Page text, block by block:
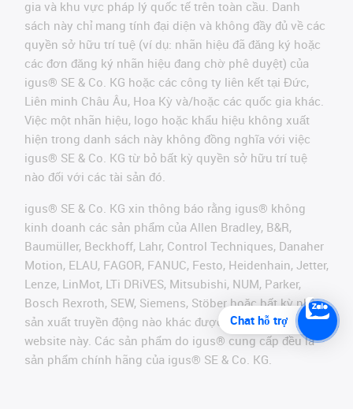
gia và khu vực pháp lý quốc tế trên toàn cầu. Danh
sách này chỉ mang tính đại diện và không đầy đủ về các
quyền sở hữu trí tuệ (ví dụ: nhãn hiệu đã đăng ký hoặc
các đơn đăng ký nhãn hiệu đang chờ phê duyệt) của
igus® SE & Co. KG hoặc các công ty liên kết tại Đức,
Liên minh Châu Âu, Hoa Kỳ và/hoặc các quốc gia khác.
Việc một nhãn hiệu, logo hoặc khẩu hiệu không xuất
hiện trong danh sách này không đồng nghĩa với việc
igus® SE & Co. KG từ bỏ bất kỳ quyền sở hữu trí tuệ
nào đối với các tài sản đó.
igus® SE & Co. KG xin thông báo rằng igus® không
kinh doanh các sản phẩm của Allen Bradley, B&R,
Baumüller, Beckhoff, Lahr, Control Techniques, Danaher
Motion, ELAU, FAGOR, FANUC, Festo, Heidenhain, Jetter,
Lenze, LinMot, LTi DRiVES, Mitsubishi, NUM, Parker,
Bosch Rexroth, SEW, Siemens, Stöber hoặc bất kỳ nhà
sản xuất truyền động nào khác được đề cập trên
website này. Các sản phẩm do igus® cung cấp đều là
sản phẩm chính hãng của igus® SE & Co. KG.
Chat hỗ trợ